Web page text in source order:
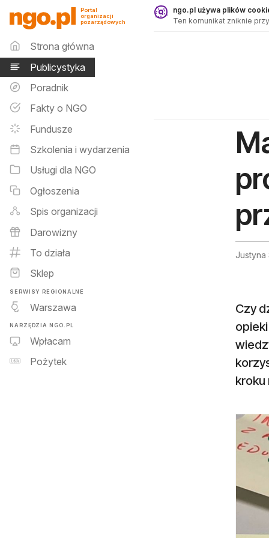
Publicystyka - ngo.pl
Portal
organizacji
pozarządowych
Menu główne
Strona główna
Publicystyka
Poradnik
Fakty o NGO
Fundusze
Szkolenia i wydarzenia
Usługi dla NGO
Ogłoszenia
Spis organizacji
Darowizny
To działa
Sklep
SERWISY REGIONALNE
Warszawa
NARZĘDZIA NGO.PL
Wpłacam
Pożytek
ngo.pl używa plików
Ten komunikat zniknie
Justyna
Czy
kroku